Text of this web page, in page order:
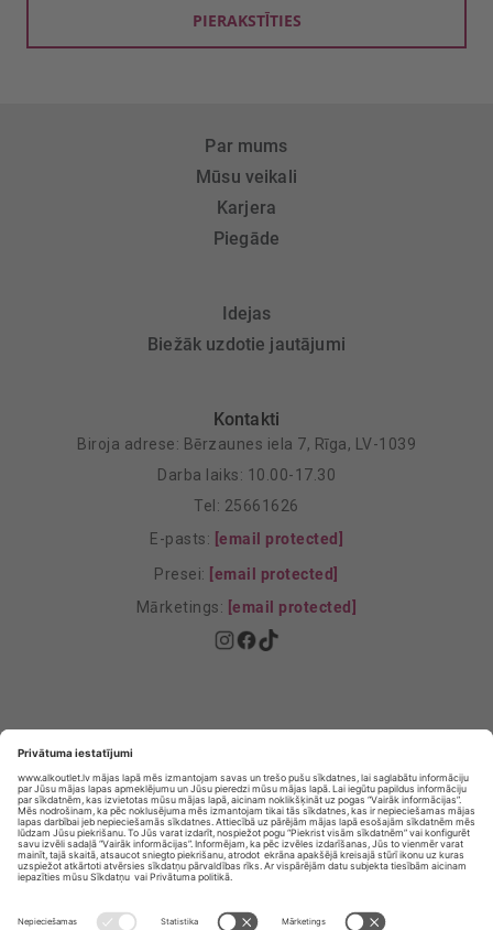
PIERAKSTĪTIES
Par mums
Mūsu veikali
Karjera
Piegāde
Idejas
Biežāk uzdotie jautājumi
Kontakti
Biroja adrese: Bērzaunes iela 7, Rīga, LV-1039
Darba laiks: 10.00-17.30
Tel: 25661626
E-pasts: [email protected]
Presei: [email protected]
Mārketings: [email protected]
Privātuma Iestatījumi
E-veikala lietošanas noteikumi